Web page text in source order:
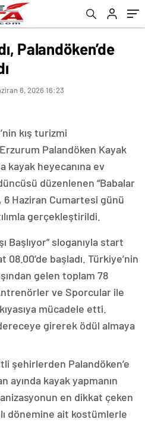
Palandöken’de
6, 2026 16:23
kış turizmi
Palandöken Kayak
kayak heyecanına ev
düzenlenen “Babalar
6 Haziran Cumartesi günü
gerçekleştirildi.
Başlıyor” sloganıyla start
başladı. Türkiye’nin
gelen toplam 78
ve Sporcular ile
mücadele etti.
girerek ödül almaya
şehirlerden Palandöken’e
ayında kayak yapmanın
en dikkat çeken
dönemine ait kostümlerle